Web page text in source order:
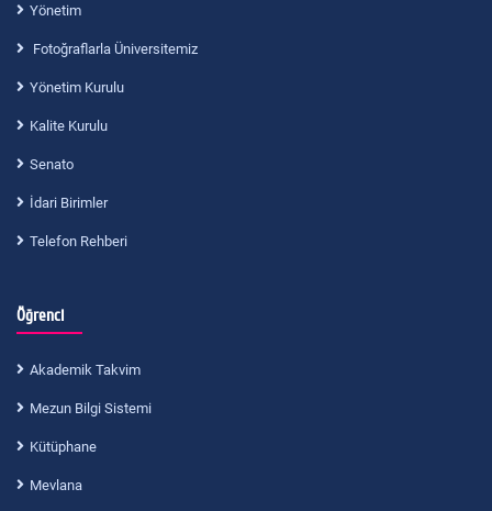
Yönetim
Fotoğraflarla Üniversitemiz
Yönetim Kurulu
Kalite Kurulu
Senato
İdari Birimler
Telefon Rehberi
Öğrenci
Akademik Takvim
Mezun Bilgi Sistemi
Kütüphane
Mevlana